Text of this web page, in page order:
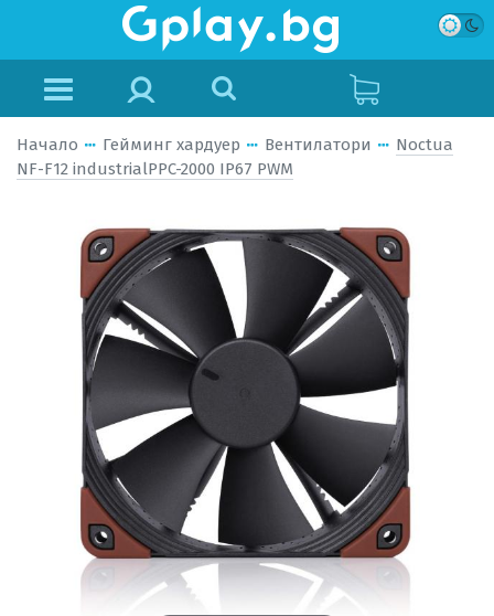
Начало Гейминг хардуер Вентилатори
Noctua
NF-F12 industrialPPC-2000 IP67 PWM